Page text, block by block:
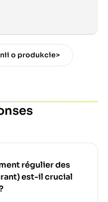
o produkcie>
régulier des
est-il crucial